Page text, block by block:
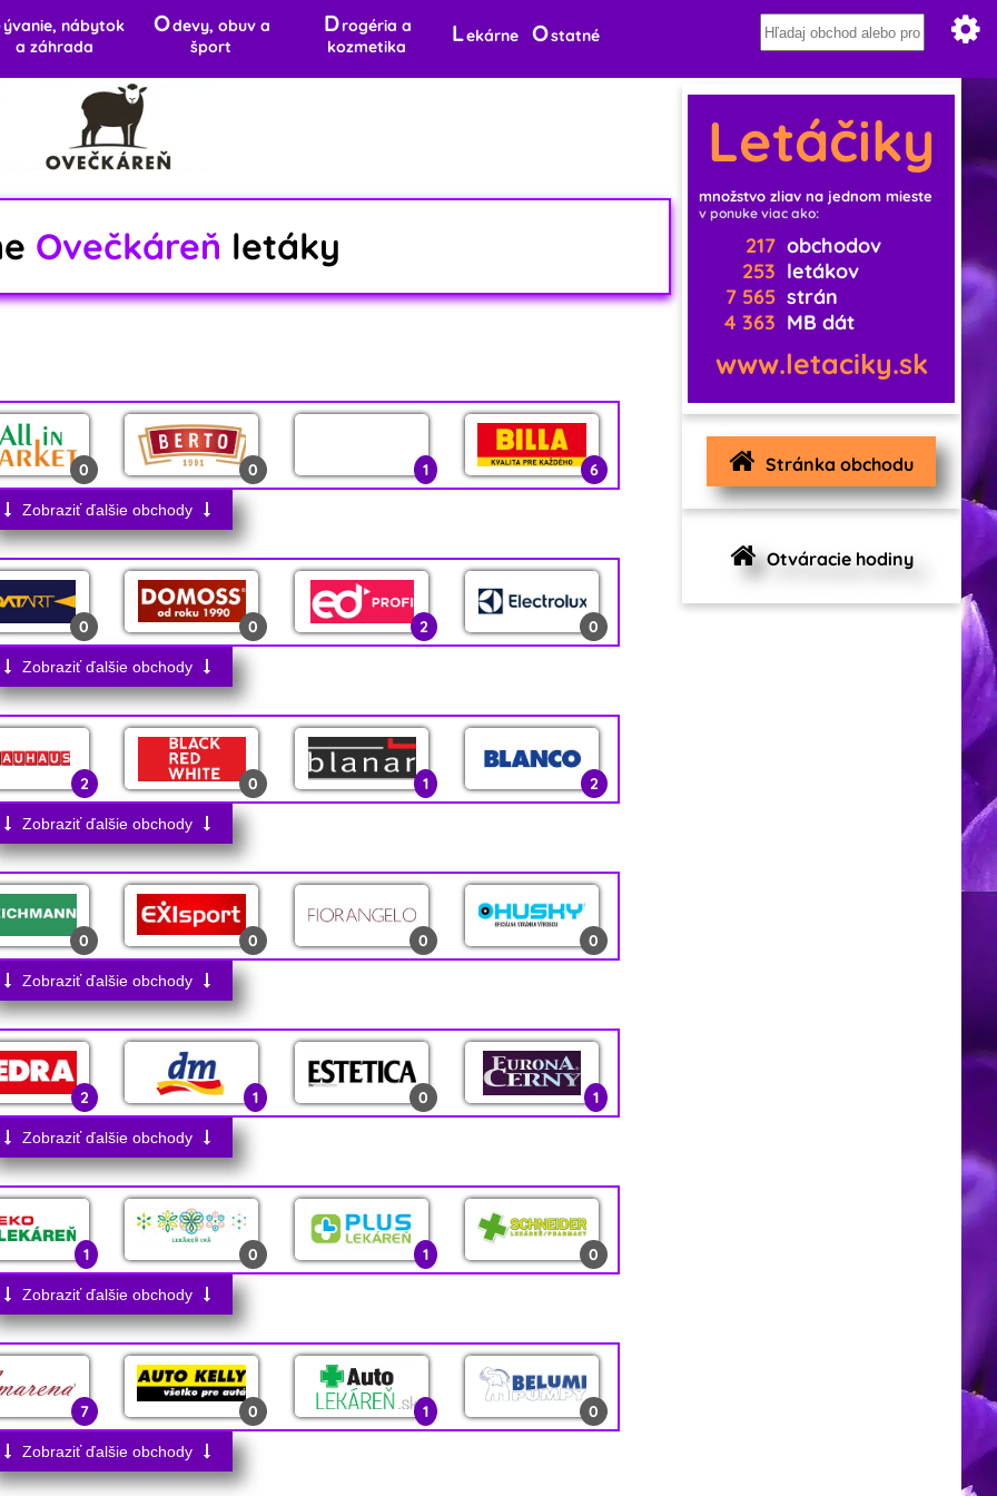
ývanie, nábytok
a záhrada
Odevy, obuv a
šport
Drogéria a
kozmetika
Lekárne Ostatné
Ovečkáreň letáky
0 0 1 6
4 0 1 0
1 0 4 1
3 2 0 2
1 1 2 13
0 0 22 2
0
Zobraziť ďalšie obchody
0 0 2 0
0 0 0 0
0 0 0 0
0 0
Zobraziť ďalšie obchody
2 0 1 2
0 0 1 0
0 0 2 1
0 3 2 1
3 0 2 13
1 0 0 1
0
Zobraziť ďalšie obchody
0 0 0 0
0 0 2 0
0
Zobraziť ďalšie obchody
2 1 0 1
0 0 16 2
1 0 1
Zobraziť ďalšie obchody
1 0 1 0
1
Zobraziť ďalšie obchody
7 0 1 0
Zobraziť ďalšie obchody
Letáčiky
množstvo zliav na jednom mieste
v ponuke viac ako:
217 obchodov
253 letákov
7 565 strán
4 363 MB dát
www.letaciky.sk
Stránka obchodu
Otváracie hodiny